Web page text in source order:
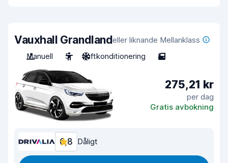
Vauxhall Grandlandeller liknande Mellanklass
Manuell
5 Luftkonditionering 5
275,21 kr
per dag
Gratis avbokning
6,8 Dåligt